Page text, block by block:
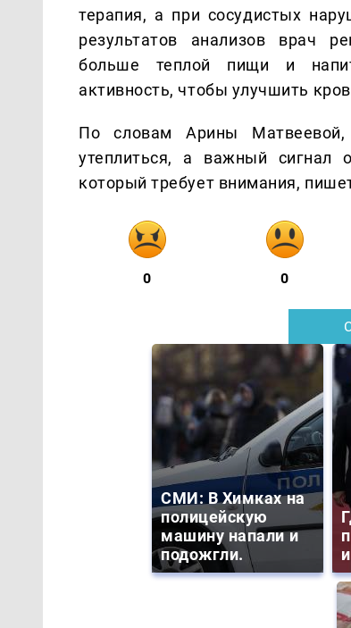
терапия, а при сосудистых
результатов анализов врач
больше теплой пищи и
активность, чтобы улучшить
По словам Арины
утеплиться, а важный сигнал
который требует внимания,
0 0
СМИ: В Химках на
полицейскую
машину напали и
подожгли.